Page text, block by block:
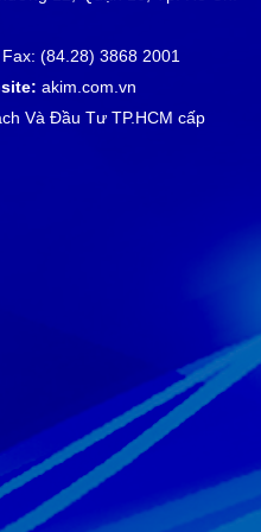
lắm
(84.28) 3868 2001
akim.com.vn
Và Đầu Tư TP.HCM cấp